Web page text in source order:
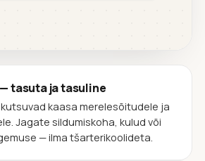
tasuta ja tasuline
kaasa merelesõitudele ja
Jagate sildumiskoha, kulud või
— ilma tšarterikoolideta.